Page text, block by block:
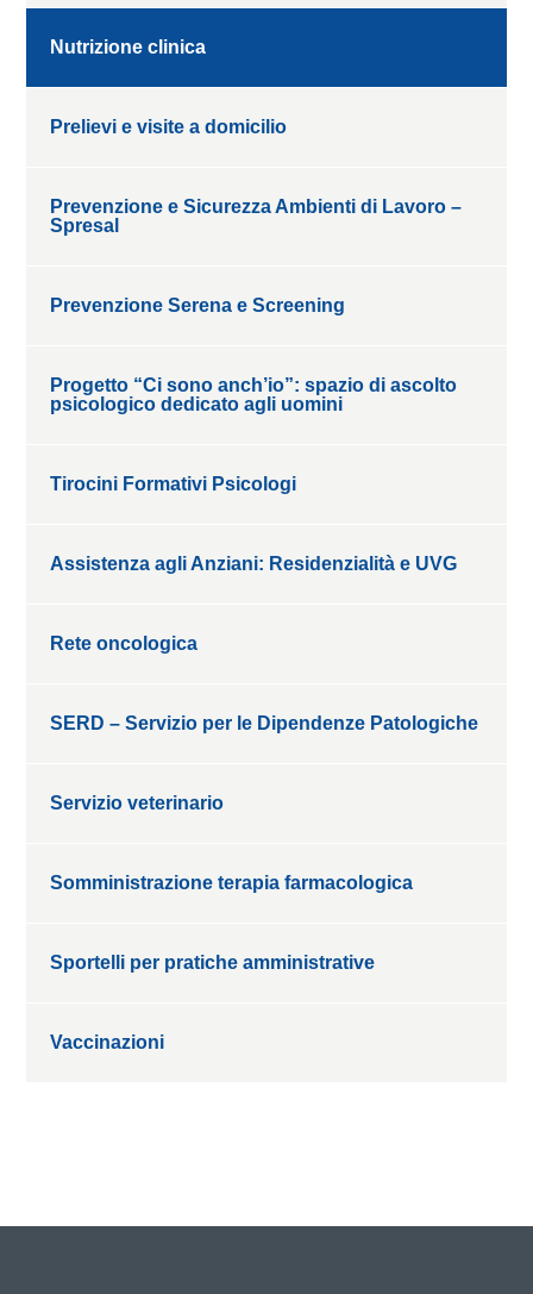
Nutrizione clinica
Prelievi e visite a domicilio
Prevenzione e Sicurezza Ambienti di Lavoro –
Spresal
Prevenzione Serena e Screening
Progetto “Ci sono anch’io”: spazio di ascolto
psicologico dedicato agli uomini
Tirocini Formativi Psicologi
Assistenza agli Anziani: Residenzialità e UVG
Rete oncologica
SERD – Servizio per le Dipendenze Patologiche
Servizio veterinario
Somministrazione terapia farmacologica
Sportelli per pratiche amministrative
Vaccinazioni